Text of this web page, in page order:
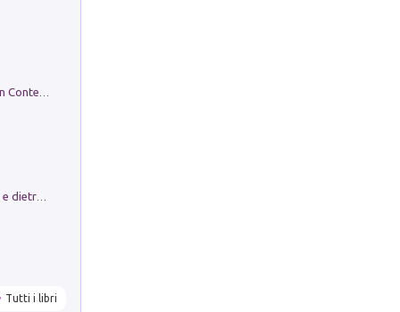
in alto! Livello A1. Con CD-Audio. Con Contenuto digitale per accesso on line
Tutti i libri